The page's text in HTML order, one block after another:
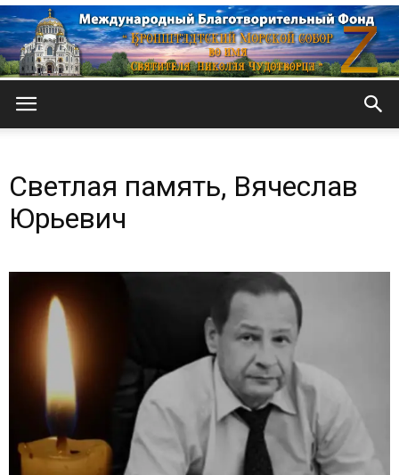
Морской
собор
Светлая память, Вячеслав
Юрьевич